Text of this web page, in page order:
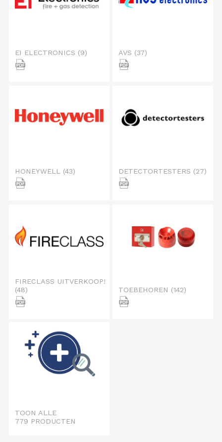
EI ELECTRONICS (9) AVS (37)
HONEYWELL (43) DETECTORTESTERS (27)
FIRECLASS UITVERKOOP!
(48)
TOEBEHOREN (142)
TOON ALLE
779 PRODUCTEN